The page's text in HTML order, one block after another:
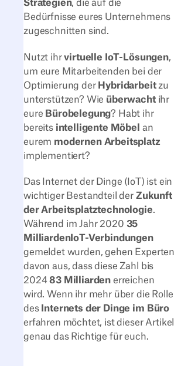
Strategien, die auf die
Bedürfnisse eures Unternehmens
zugeschnitten sind.
Nutzt ihrvirtuelle IoT-Lösungen,
um eure Mitarbeitenden bei der
Optimierung der Hybridarbeitzu
unterstützen? Wie überwachtihr
eure Bürobelegung? Habt ihr
bereits intelligente Möbel
an
eurem modernen Arbeitsplatz
implementiert?
Das Internet der Dinge (IoT) ist ein
wichtiger Bestandteil der Zukunft
der Arbeitsplatztechnologie.
Während im Jahr 2020 35
MilliardenIoT-Verbindungen
gemeldet wurden, gehen Experten
davon aus, dass diese Zahl bis
202483 Milliarden erreichen
wird. Wenn ihr mehr über die Rolle
des Internets der Dinge im Büro
erfahren möchtet, ist dieser Artikel
genau das Richtige für euch.